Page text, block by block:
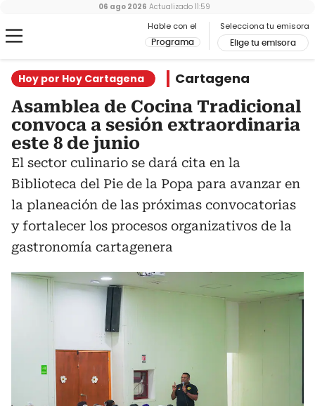
Hable con el
Programa
Selecciona tu emisora
Elige tu emisora
06 ago 2026 Actualizado 11:59
Hoy por Hoy Cartagena Cartagena
Asamblea de Cocina Tradicional
convoca a sesión extraordinaria
este 8 de junio
El sector culinario se dará cita en la
Biblioteca del Pie de la Popa para avanzar en
la planeación de las próximas convocatorias
y fortalecer los procesos organizativos de la
gastronomía cartagenera